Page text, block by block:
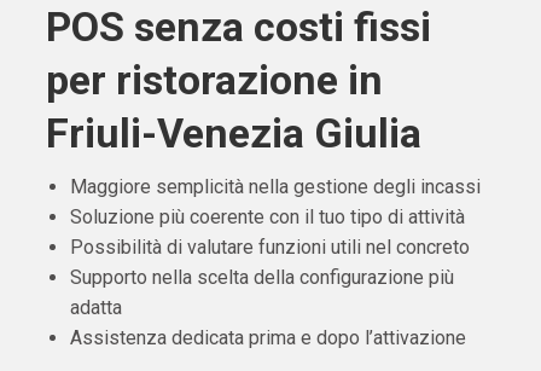
POS senza costi fissi
per ristorazione in
Friuli-Venezia Giulia
Maggiore semplicità nella gestione degli incassi
Soluzione più coerente con il tuo tipo di attività
Possibilità di valutare funzioni utili nel concreto
Supporto nella scelta della configurazione più
adatta
Assistenza dedicata prima e dopo l’attivazione